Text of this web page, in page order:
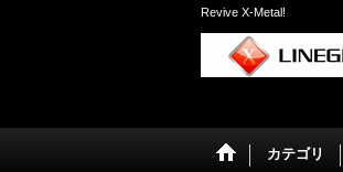
Revive X-Metal!
カテゴリ